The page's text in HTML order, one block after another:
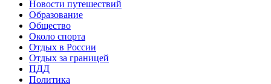
Новости путешествий
Образование
Общество
Около спорта
Отдых в России
Отдых за границей
ПДД
Политика